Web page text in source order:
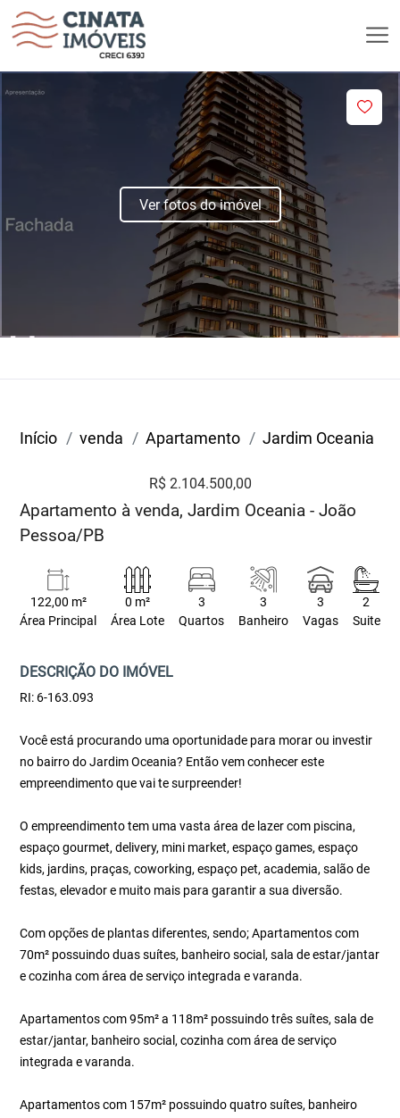
Ver fotos do imóvel
Início venda Apartamento Jardim Oceania
R$ 2.104.500,00
Apartamento à venda, Jardim Oceania - João
Pessoa/PB
122,00 m²
Área Principal
0 m²
Área Lote
3
Quartos
3
Banheiro
3
Vagas
2
Suite
DESCRIÇÃO DO IMÓVEL
RI: 6-163.093
Você está procurando uma oportunidade para morar ou investir
no bairro do Jardim Oceania? Então vem conhecer este
empreendimento que vai te surpreender!
O empreendimento tem uma vasta área de lazer com piscina,
espaço gourmet, delivery, mini market, espaço games, espaço
kids, jardins, praças, coworking, espaço pet, academia, salão de
festas, elevador e muito mais para garantir a sua diversão.
Com opções de plantas diferentes, sendo; Apartamentos com
70m² possuindo duas suítes, banheiro social, sala de estar/jantar
e cozinha com área de serviço integrada e varanda.
Apartamentos com 95m² a 118m² possuindo três suítes, sala de
estar/jantar, banheiro social, cozinha com área de serviço
integrada e varanda.
Apartamentos com 157m² possuindo quatro suítes, banheiro